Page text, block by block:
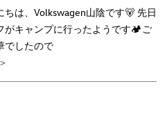
ちは、Volkswagen山陰です🐻 先日
がキャンプに行ったようです🏕ご
でしたので